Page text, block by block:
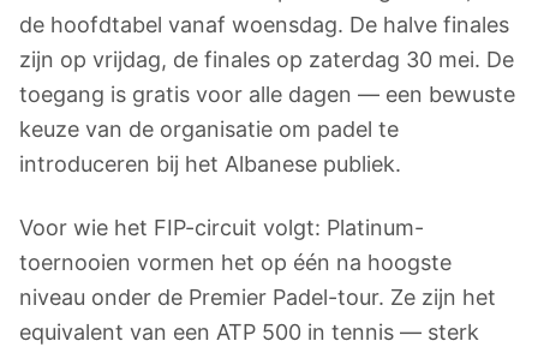
de hoofdtabel vanaf woensdag. De halve finales
zijn op vrijdag, de finales op zaterdag 30 mei. De
toegang is gratis voor alle dagen — een bewuste
keuze van de organisatie om padel te
introduceren bij het Albanese publiek.
Voor wie het FIP-circuit volgt: Platinum-
toernooien vormen het op één na hoogste
niveau onder de Premier Padel-tour. Ze zijn het
equivalent van een ATP 500 in tennis — sterk